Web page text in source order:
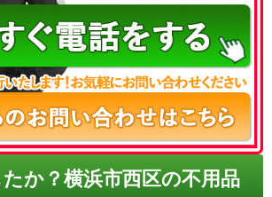
か？横浜市西区の不用品